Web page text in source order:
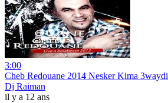
3:00
Cheb Redouane 2014 Nesker Kima 3waydi
Dj Raiman
il y a 12 ans